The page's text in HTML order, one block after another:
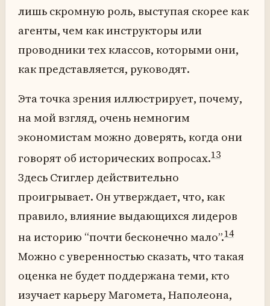
лишь скромную роль, выступая скорее как
агенты, чем как инструкторы или
проводники тех классов, которыми они,
как представляется, руководят.
Эта точка зрения иллюстрирует, почему,
на мой взгляд, очень немногим
экономистам можно доверять, когда они
говорят об исторических вопросах.13
Здесь Стиглер действительно
проигрывает. Он утверждает, что, как
правило, влияние выдающихся лидеров
на историю “почти бесконечно мало”.14
Можно с уверенностью сказать, что такая
оценка не будет поддержана теми, кто
изучает карьеру Магомета, Наполеона,